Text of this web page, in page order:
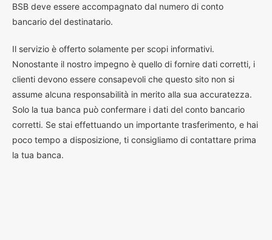
BSB deve essere accompagnato dal numero di conto
bancario del destinatario.
Il servizio è offerto solamente per scopi informativi.
Nonostante il nostro impegno è quello di fornire dati corretti, i
clienti devono essere consapevoli che questo sito non si
assume alcuna responsabilità in merito alla sua accuratezza.
Solo la tua banca può confermare i dati del conto bancario
corretti. Se stai effettuando un importante trasferimento, e hai
poco tempo a disposizione, ti consigliamo di contattare prima
la tua banca.